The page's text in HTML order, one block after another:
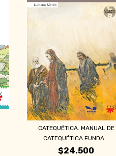
CATEQUÉTICA. MANUAL DE
CATEQUÉTICA FUNDA...
$24.500